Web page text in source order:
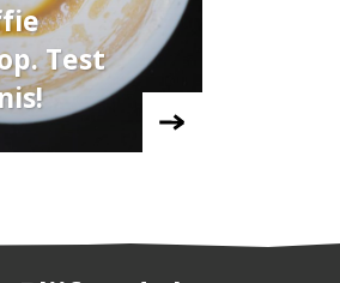
Test